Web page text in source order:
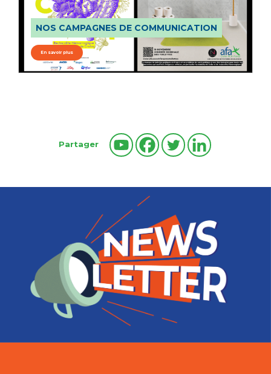
NOS CAMPAGNES DE COMMUNICATION
En savoir plus
Partager